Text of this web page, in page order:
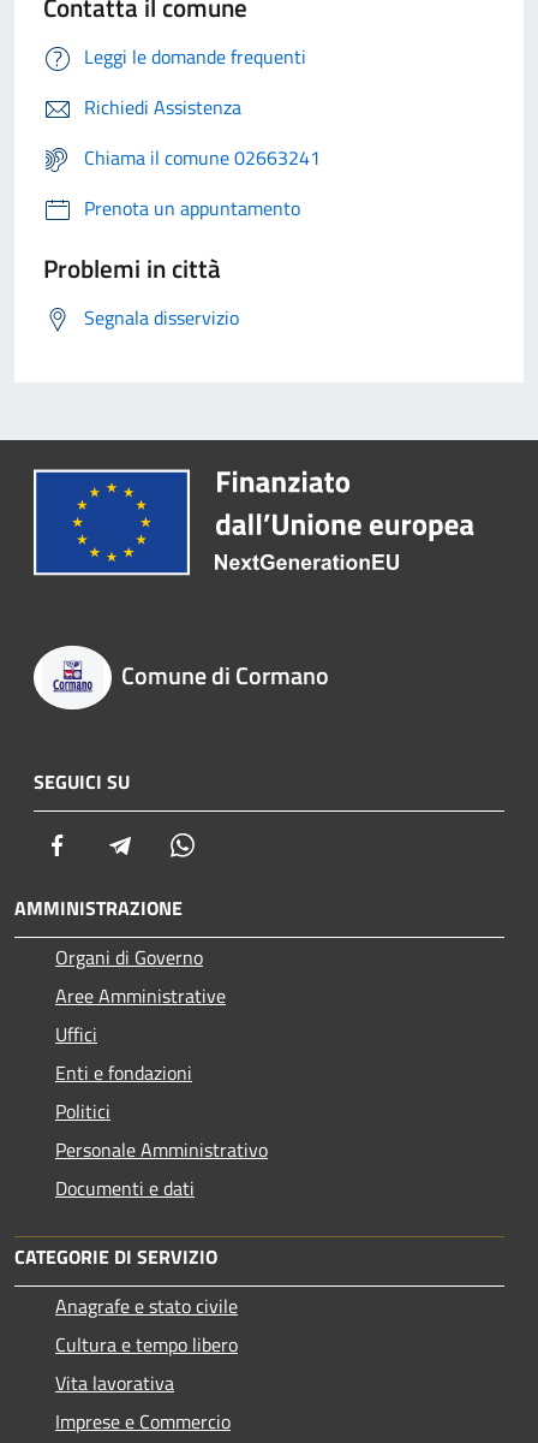
Leggi le domande frequenti
Richiedi Assistenza
Chiama il comune 02663241
Prenota un appuntamento
Problemi in città
Segnala disservizio
Comune di Cormano
SEGUICI SU
Facebook Telegram
AMMINISTRAZIONE
Organi di Governo
Aree Amministrative
Uffici
Enti e fondazioni
Politici
Personale Amministrativo
Documenti e dati
CATEGORIE DI SERVIZIO
Anagrafe e stato civile
Cultura e tempo libero
Vita lavorativa
Imprese e Commercio